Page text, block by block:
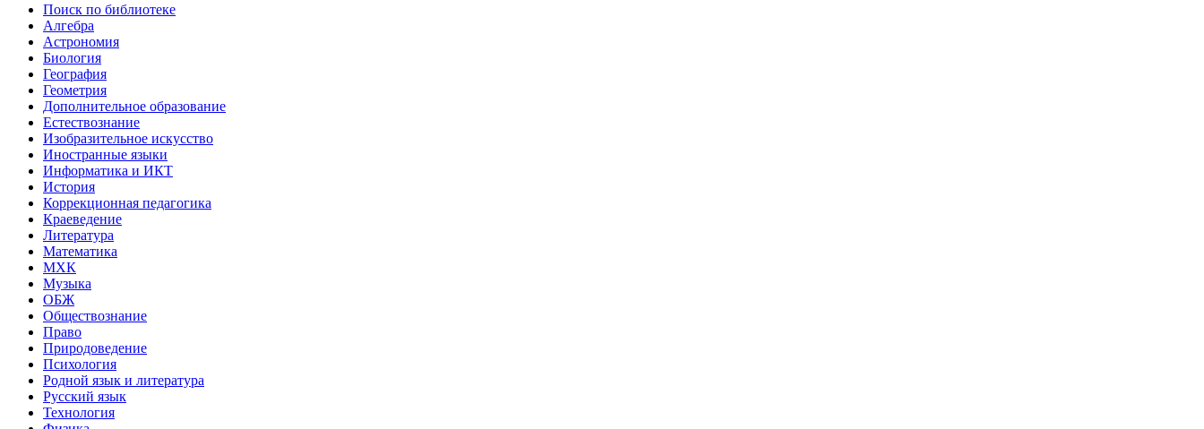
Поиск по библиотеке
Алгебра
Астрономия
Биология
География
Геометрия
Дополнительное образование
Естествознание
Изобразительное искусство
Иностранные языки
Информатика и ИКТ
История
Коррекционная педагогика
Краеведение
Литература
Математика
МХК
Музыка
ОБЖ
Обществознание
Право
Природоведение
Психология
Родной язык и литература
Русский язык
Технология